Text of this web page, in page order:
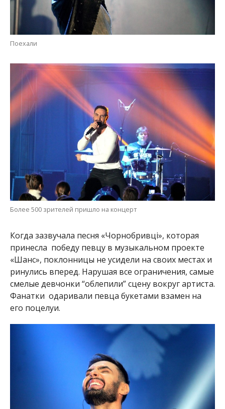
Поехали
Более 500 зрителей пришло на концерт
Когда зазвучала песня «Чорнобривці», которая
принесла победу певцу в музыкальном проекте
«Шанс», поклонницы не усидели на своих местах и
ринулись вперед. Нарушая все ограничения, самые
смелые девчонки “облепили” сцену вокруг артиста.
Фанатки одаривали певца букетами взамен на
его поцелуи.